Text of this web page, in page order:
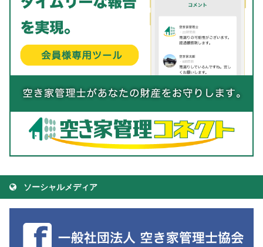
ソーシャルメディア